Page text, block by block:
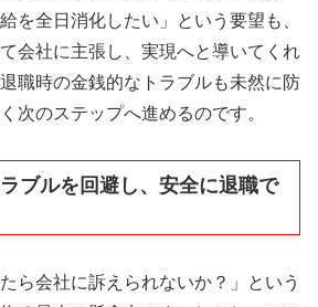
を全日消化したい」という要望も、
会社に主張し、実現へと導いてくれ
職時の金銭的なトラブルも未然に防
次のステップへ進めるのです。
ブルを回避し、安全に退職で
ら会社に訴えられないか？」という